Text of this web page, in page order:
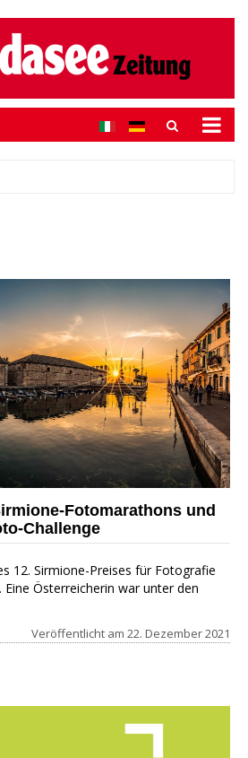
Fotomarathons und
Challenge
12. Sirmione-Preises für Fotografie
Österreicherin war unter den
Veröffentlicht am 22. Dezember 2021